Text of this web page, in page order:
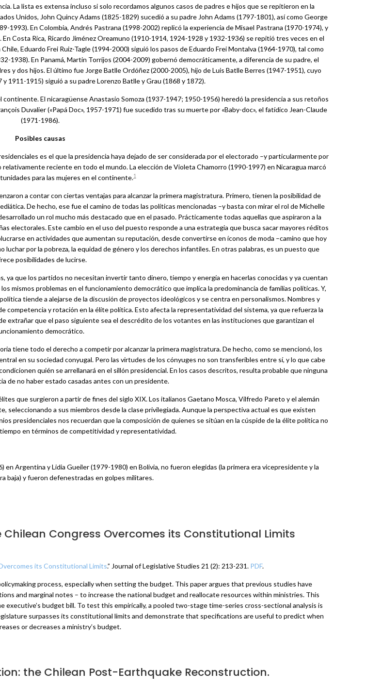
La lista es extensa incluso si solo recordamos algunos casos de padres e hijos que se repitieron en la
Unidos, John Quincy Adams (1825-1829) sucedió a su padre John Adams (1797-1801), así como George
1993). En Colombia, Andrés Pastrana (1998-2002) replicó la experiencia de Misael Pastrana (1970-1974), y
Costa Rica, Ricardo Jiménez Oreamuno (1910-1914, 1924-1928 y 1932-1936) se repitió tres veces en el
Eduardo Frei Ruiz-Tagle (1994-2000) siguió los pasos de Eduardo Frei Montalva (1964-1970), tal como
1938). En Panamá, Martin Torrijos (2004-2009) gobernó democráticamente, a diferencia de su padre, el
y dos hijos. El último fue Jorge Batlle Ordóñez (2000-2005), hijo de Luis Batlle Berres (1947-1951), cuyo
1911-1915) siguió a su padre Lorenzo Batlle y Grau (1868 y 1872).
El nicaragüense Anastasio Somoza (1937-1947; 1950-1956) heredó la presidencia a sus retoños
Duvalier («Papá Doc», 1957-1971) fue sucedido tras su muerte por «Baby-doc», el fatídico Jean-Claude
(1971-1986).
Posibles causas
es el que la presidencia haya dejado de ser considerada por el electorado –y particularmente por
reciente en todo el mundo. La elección de Violeta Chamorro (1990-1997) en Nicaragua marcó
para las mujeres en el continente.1
a contar con ciertas ventajas para alcanzar la primera magistratura. Primero, tienen la posibilidad de
De hecho, ese fue el camino de todas las políticas mencionadas –y basta con mirar el rol de Michelle
un rol mucho más destacado que en el pasado. Prácticamente todas aquellas que aspiraron a la
electorales. Este cambio en el uso del puesto responde a una estrategia que busca sacar mayores réditos
en actividades que aumentan su reputación, desde convertirse en íconos de moda –camino que hoy
por la pobreza, la equidad de género y los derechos infantiles. En otras palabras, es un puesto que
posibilidades de lucirse.
que los partidos no necesitan invertir tanto dinero, tiempo y energía en hacerlas conocidas y ya cuentan
mismos problemas en el funcionamiento democrático que implica la predominancia de familias políticas. Y,
tiende a alejarse de la discusión de proyectos ideológicos y se centra en personalismos. Nombres y
competencia y rotación en la élite política. Esto afecta la representatividad del sistema, ya que refuerza la
extrañar que el paso siguiente sea el descrédito de los votantes en las instituciones que garantizan el
democrático.
tiene todo el derecho a competir por alcanzar la primera magistratura. De hecho, como se mencionó, los
en su sociedad conyugal. Pero las virtudes de los cónyuges no son transferibles entre sí, y lo que cabe
quién se arrellanará en el sillón presidencial. En los casos descritos, resulta probable que ninguna
de no haber estado casadas antes con un presidente.
que surgieron a partir de fines del siglo XIX. Los italianos Gaetano Mosca, Vilfredo Pareto y el alemán
a sus miembros desde la clase privilegiada. Aunque la perspectiva actual es que existen
presidenciales nos recuerdan que la composición de quienes se sitúan en la cúspide de la élite política no
en términos de competitividad y representatividad.
Argentina y Lidia Gueiler (1979-1980) en Bolivia, no fueron elegidas (la primera era vicepresidente y la
baja) y fueron defenestradas en golpes militares.
Congress Overcomes its Constitutional Limits
its Constitutional Limits.” Journal of Legislative Studies 21 (2): 213-231. PDF.
process, especially when setting the budget. This paper argues that previous studies have
and marginal notes – to increase the national budget and reallocate resources within ministries. This
budget bill. To test this empirically, a pooled two-stage time-series cross-sectional analysis is
surpasses its constitutional limits and demonstrate that specifications are useful to predict when
or decreases a ministry’s budget.
the Chilean Post-Earthquake Reconstruction.